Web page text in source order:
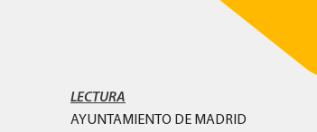
LECTURA
AYUNTAMIENTO DE MADRID